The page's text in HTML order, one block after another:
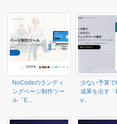
NoCodeのランディ
ングページ制作ツー
ル「E...
少ない予算で
成果を出す「
v...